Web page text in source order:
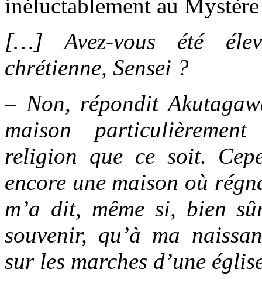
inéluctablement au
[…] Avez-vous été
chrétienne, Sensei ?
– Non, répondit
maison
religion que ce soit.
encore une maison où
m’a dit, même si, bien
souvenir, qu’à ma
sur les marches d’une